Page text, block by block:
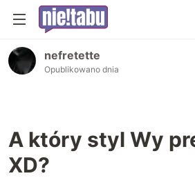
nefretette
Opublikowano dnia
A który styl Wy
XD?